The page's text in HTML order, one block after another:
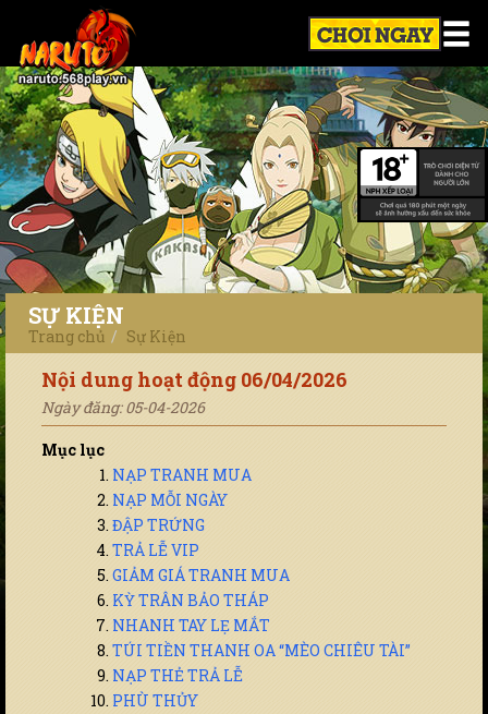
SỰ KIỆN
Trang chủ Sự Kiện
Nội dung hoạt động 06/04/2026
Ngày đăng: 05-04-2026
Mục lục
NẠP TRANH MUA
NẠP MỖI NGÀY
ĐẬP TRỨNG
TRẢ LỄ VIP
GIẢM GIÁ TRANH MUA
KỲ TRÂN BẢO THÁP
NHANH TAY LẸ MẮT
TÚI TIỀN THANH OA “MÈO CHIÊU TÀI”
NẠP THẺ TRẢ LỄ
PHÙ THỦY